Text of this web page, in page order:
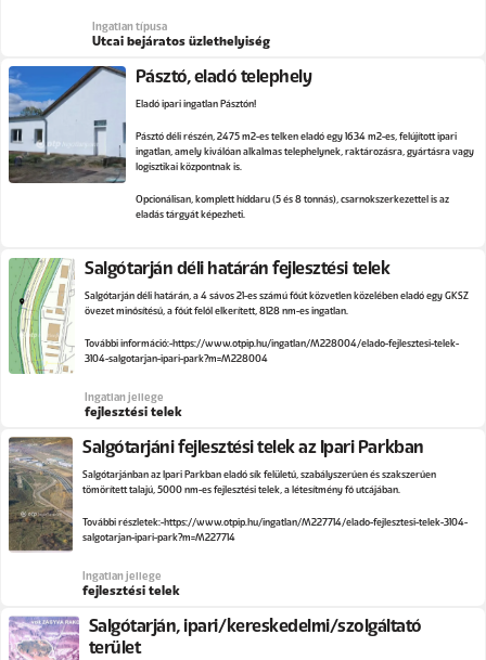
Ingatlan típusa
Utcai bejáratos üzlethelyiség
Pásztó, eladó telephely
Eladó ipari ingatlan Pásztón!
Pásztó déli részén, 2475 m2-es telken eladó egy 1634 m2-es, felújított ipari
ingatlan, amely kiválóan alkalmas telephelynek, raktározásra, gyártásra vagy
logisztikai központnak is.
Opcionálisan, komplett híddaru (5 és 8 tonnás), csarnokszerkezettel is az
eladás tárgyát képezheti.
Salgótarján déli határán fejlesztési telek
Salgótarján déli határán, a 4 sávos 21-es számú főút közvetlen közelében eladó egy GKSZ
övezet minősítésű, a főút felől elkerített, 8128 nm-es ingatlan.
További információ:https://www.otpip.hu/ingatlan/M228004/elado-fejlesztesi-telek-
3104-salgotarjan-ipari-park?m=M228004
Ingatlan jellege
fejlesztési telek
Salgótarjáni fejlesztési telek az Ipari Parkban
Salgótarjánban az Ipari Parkban eladó sík felületű, szabályszerűen és szakszerűen
tömörített talajú, 5000 nm-es fejlesztési telek, a létesítmény fő utcájában.
További részletek:https://www.otpip.hu/ingatlan/M227714/elado-fejlesztesi-telek-3104-
salgotarjan-ipari-park?m=M227714
Ingatlan jellege
fejlesztési telek
Salgótarján, ipari/kereskedelmi/szolgáltató
terület